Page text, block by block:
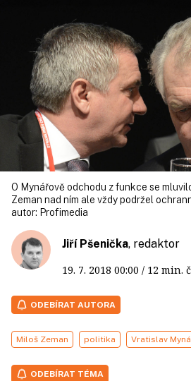
O Mynářově odchodu z funkce se
Zeman nad ním ale vždy podržel
autor: Profimedia
Jiří Pšenička, redaktor
19. 7. 2018 00:00 / 12
ODEBÍRAT AUTORA
Miloš Zeman politika Vratislav
ODEBÍRAT TÉMA